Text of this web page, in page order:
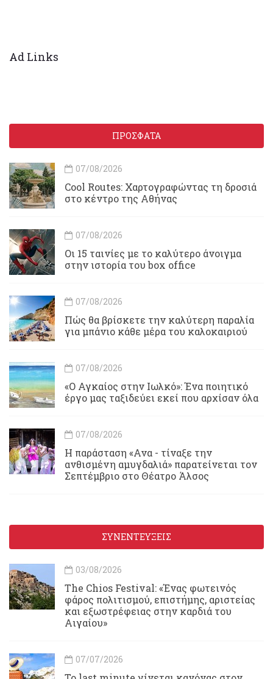
Ad Links
ΠΡΟΣΦΑΤΑ
07/08/2026
Cool Routes: Χαρτογραφώντας τη δροσιά
στο κέντρο της Αθήνας
07/08/2026
Οι 15 ταινίες με το καλύτερο άνοιγμα
στην ιστορία του box office
07/08/2026
Πώς θα βρίσκετε την καλύτερη παραλία
για μπάνιο κάθε μέρα του καλοκαιριού
07/08/2026
«Ο Αγκαίος στην Ιωλκό»: Ένα ποιητικό
έργο μας ταξιδεύει εκεί που αρχίσαν όλα
07/08/2026
Η παράσταση «Ανα - τίναξε την
ανθισμένη αμυγδαλιά» παρατείνεται τον
Σεπτέμβριο στο Θέατρο Άλσος
ΣΥΝΕΝΤΕΥΞΕΙΣ
03/08/2026
Τhe Chios Festival: «Ένας φωτεινός
φάρος πολιτισμού, επιστήμης, αριστείας
και εξωστρέφειας στην καρδιά του
Αιγαίου»
07/07/2026